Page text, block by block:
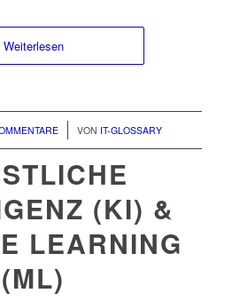
Weiterlesen
/ VON IT-GLOSSARY
(KI) &
LEARNING
(ML)